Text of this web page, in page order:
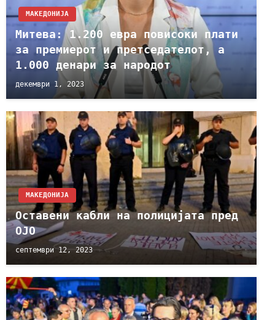
МАКЕДОНИЈА
Митева: 1.200 евра повисоки плати
за премиерот и претседателот, а
1.000 денари за народот
декември 1, 2023
МАКЕДОНИЈА
Оставени кабли на полицијата пред
ОЈО
септември 12, 2023